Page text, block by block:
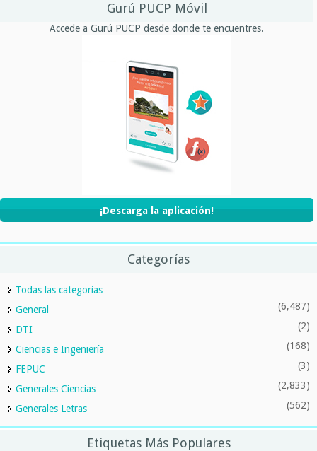
Gurú PUCP Móvil
Accede a Gurú PUCP desde donde te encuentres.
¡Descarga la aplicación!
Categorías
Todas las categorías
General
(6,487)
DTI (2)
Ciencias e Ingeniería (168)
FEPUC (3)
Generales Ciencias (2,833)
Generales Letras (562)
Etiquetas Más Populares